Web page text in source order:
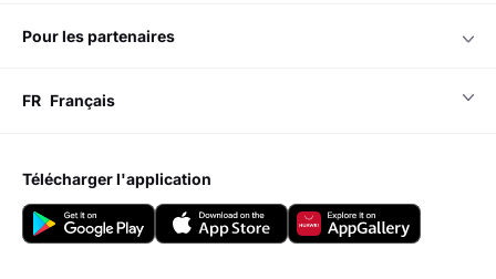
pour les partenaires
FR Français
télécharger l'application